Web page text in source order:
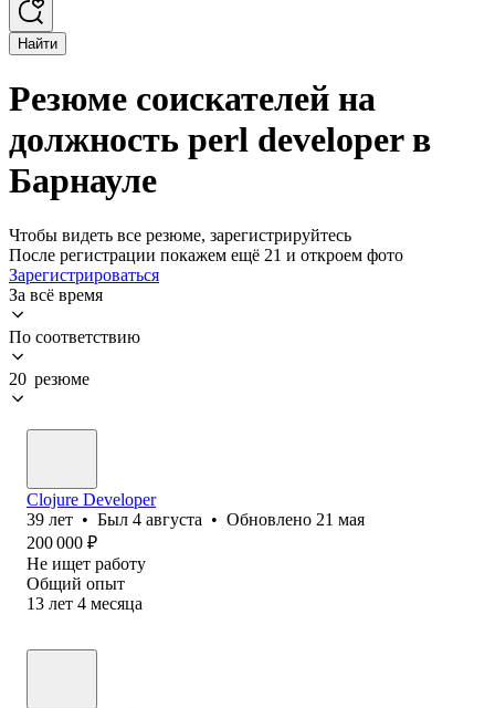
Найти
Резюме соискателей на
должность perl developer в
Барнауле
Чтобы видеть все резюме, зарегистрируйтесь
После регистрации покажем ещё 21 и откроем фото
Зарегистрироваться
За всё время
По соответствию
20 резюме
Clojure Developer
39 лет • Был 4 августа • Обновлено 21 мая
200 000 ₽
Не ищет работу
Общий опыт
13 лет 4 месяца